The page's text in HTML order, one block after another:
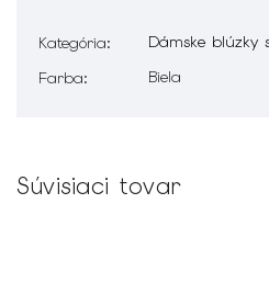
Kategória:
Dámske blúzky
Farba: Biela
Súvisiaci tovar